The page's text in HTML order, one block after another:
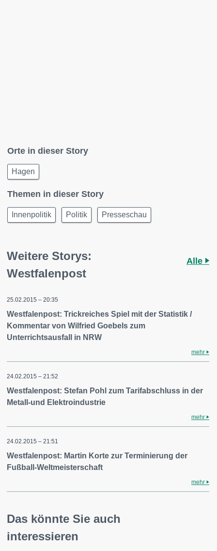
Orte in dieser Story
Hagen
Themen in dieser Story
Innenpolitik Politik Presseschau
Weitere Storys:
Westfalenpost
Alle
25.02.2015 – 20:35
Westfalenpost: Trickreiches Spiel mit der Statistik /
Kommentar von Wilfried Goebels zum
Unterrichtsausfall in NRW
mehr
24.02.2015 – 21:52
Westfalenpost: Stefan Pohl zum Tarifabschluss in der
Metall-und Elektroindustrie
mehr
24.02.2015 – 21:51
Westfalenpost: Martin Korte zur Terminierung der
Fußball-Weltmeisterschaft
mehr
Das könnte Sie auch
interessieren